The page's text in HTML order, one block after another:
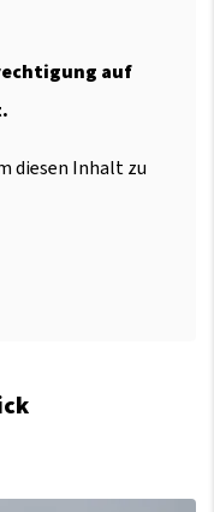
auf
diesen Inhalt zu